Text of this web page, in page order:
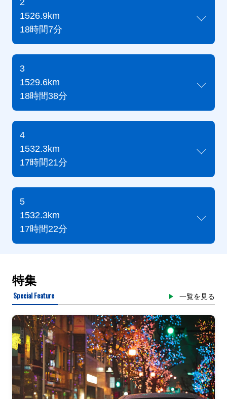
2
1526.9km
18時間7分
3
1529.6km
18時間38分
4
1532.3km
17時間21分
5
1532.3km
17時間22分
特集
Special Feature 一覧を見る